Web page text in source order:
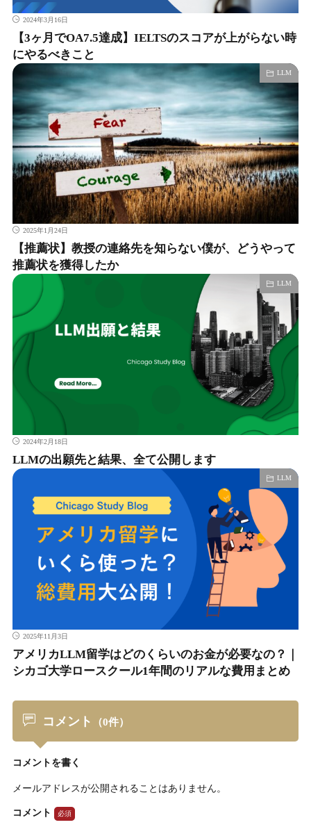
2024年3月16日
【3ヶ月でOA7.5達成】IELTSのスコアが上がらない時
にやるべきこと
LLM
2025年1月24日
【推薦状】教授の連絡先を知らない僕が、どうやって
推薦状を獲得したか
LLM
2024年2月18日
LLMの出願先と結果、全て公開します
LLM
2025年11月3日
アメリカLLM留学はどのくらいのお金が必要なの？｜
シカゴ大学ロースクール1年間のリアルな費用まとめ
コメント （0件）
コメントを書く
メールアドレスが公開されることはありません。
コメント